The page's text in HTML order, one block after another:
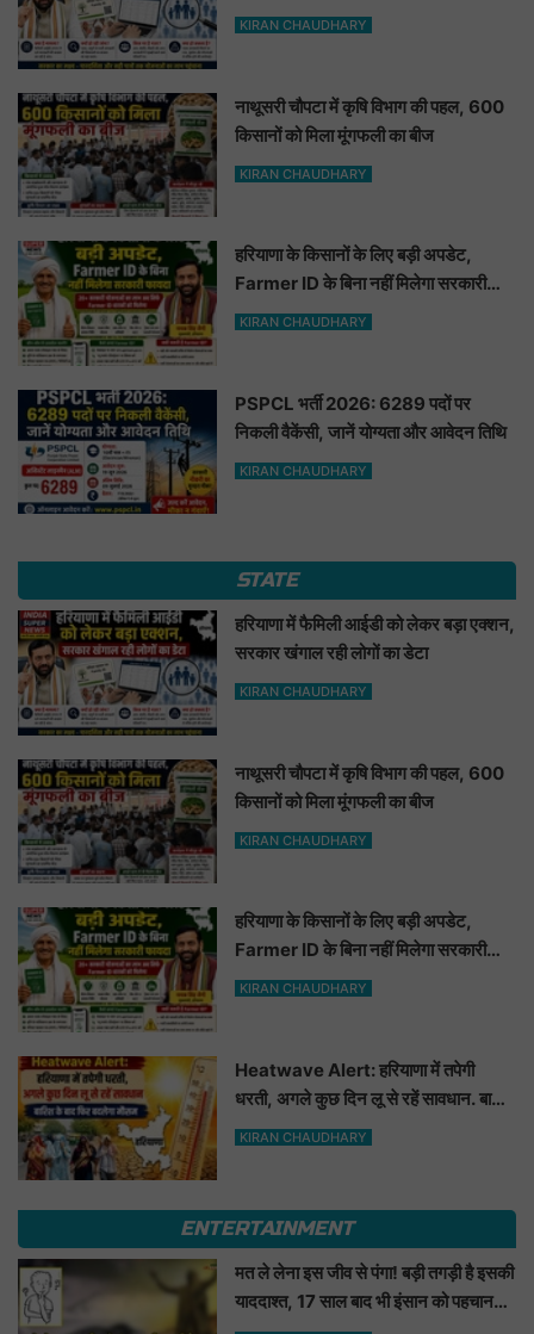
KIRAN CHAUDHARY
नाथूसरी चौपटा में कृषि विभाग की पहल, 600
किसानों को मिला मूंगफली का बीज
KIRAN CHAUDHARY
हरियाणा के किसानों के लिए बड़ी अपडेट,
Farmer ID के बिना नहीं मिलेगा सरकारी
फायदा
KIRAN CHAUDHARY
PSPCL भर्ती 2026: 6289 पदों पर
निकली वैकेंसी, जानें योग्यता और आवेदन तिथि
KIRAN CHAUDHARY
STATE
हरियाणा में फैमिली आईडी को लेकर बड़ा एक्शन,
सरकार खंगाल रही लोगों का डेटा
KIRAN CHAUDHARY
नाथूसरी चौपटा में कृषि विभाग की पहल, 600
किसानों को मिला मूंगफली का बीज
KIRAN CHAUDHARY
हरियाणा के किसानों के लिए बड़ी अपडेट,
Farmer ID के बिना नहीं मिलेगा सरकारी
फायदा
KIRAN CHAUDHARY
Heatwave Alert: हरियाणा में तपेगी
धरती, अगले कुछ दिन लू से रहें सावधान. बारिश
के बाद फिर बदलेगा मौसम
KIRAN CHAUDHARY
ENTERTAINMENT
मत ले लेना इस जीव से पंगा! बड़ी तगड़ी है इसकी
याददाश्त, 17 साल बाद भी इंसान को पहचानकर